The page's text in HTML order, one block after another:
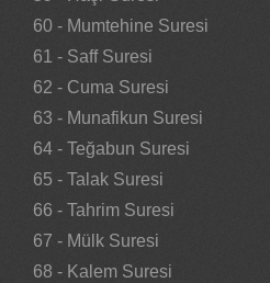
60 - Mumtehine Suresi
61 - Saff Suresi
62 - Cuma Suresi
63 - Munafikun Suresi
64 - Teğabun Suresi
65 - Talak Suresi
66 - Tahrim Suresi
67 - Mülk Suresi
68 - Kalem Suresi